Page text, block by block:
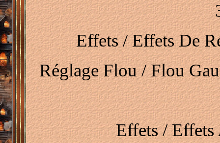
Effets / Effets De
Réglage Flou / Flou
Effets / Effets